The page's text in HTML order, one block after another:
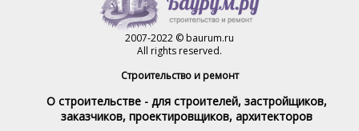
2007-2022 © baurum.ru
All rights reserved.
Строительство и ремонт
О строительстве - для строителей, застройщиков,
заказчиков, проектировщиков, архитекторов